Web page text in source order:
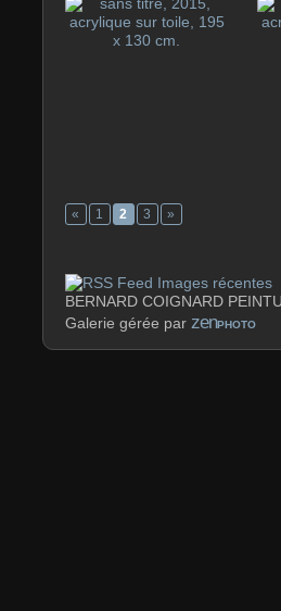
« 1 2 3 »
Images récentes
BERNARD COIGNARD
Galerie gérée par zenPHOTO